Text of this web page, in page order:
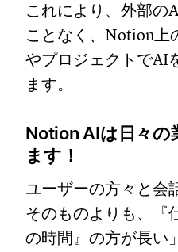
これにより、外部の
ことなく、Notion上
やプロジェクトでAI
ます。
Notion AIは日々の
ます！
ユーザーの方々と会
そのものよりも、『
の時間』の方が長い